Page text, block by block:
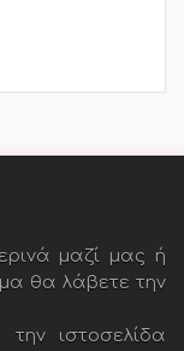
μαζί μας ή
θα λάβετε την
ιστοσελίδα